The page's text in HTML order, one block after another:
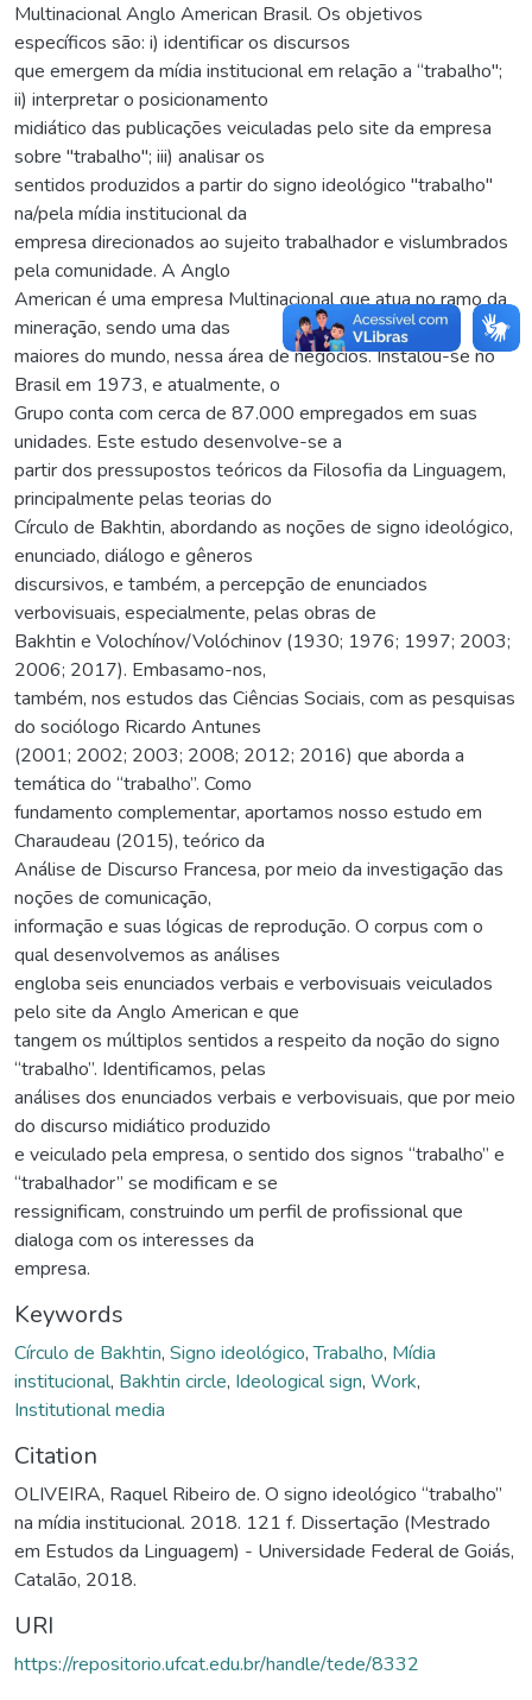
Multinacional Anglo American Brasil. Os objetivos
específicos são: i) identificar os discursos
que emergem da mídia institucional em relação a “trabalho";
ii) interpretar o posicionamento
midiático das publicações veiculadas pelo site da empresa
sobre "trabalho"; iii) analisar os
sentidos produzidos a partir do signo ideológico "trabalho"
na/pela mídia institucional da
empresa direcionados ao sujeito trabalhador e vislumbrados
pela comunidade. A Anglo
American é uma empresa Multinacional que atua no ramo da
mineração, sendo uma das
maiores do mundo, nessa área de negócios. Instalou-se no
Brasil em 1973, e atualmente, o
Grupo conta com cerca de 87.000 empregados em suas
unidades. Este estudo desenvolve-se a
partir dos pressupostos teóricos da Filosofia da Linguagem,
principalmente pelas teorias do
Círculo de Bakhtin, abordando as noções de signo ideológico,
enunciado, diálogo e gêneros
discursivos, e também, a percepção de enunciados
verbovisuais, especialmente, pelas obras de
Bakhtin e Volochínov/Volóchinov (1930; 1976; 1997; 2003;
2006; 2017). Embasamo-nos,
também, nos estudos das Ciências Sociais, com as pesquisas
do sociólogo Ricardo Antunes
(2001; 2002; 2003; 2008; 2012; 2016) que aborda a
temática do “trabalho”. Como
fundamento complementar, aportamos nosso estudo em
Charaudeau (2015), teórico da
Análise de Discurso Francesa, por meio da investigação das
noções de comunicação,
informação e suas lógicas de reprodução. O corpus com o
qual desenvolvemos as análises
engloba seis enunciados verbais e verbovisuais veiculados
pelo site da Anglo American e que
tangem os múltiplos sentidos a respeito da noção do signo
“trabalho”. Identificamos, pelas
análises dos enunciados verbais e verbovisuais, que por meio
do discurso midiático produzido
e veiculado pela empresa, o sentido dos signos “trabalho” e
“trabalhador” se modificam e se
ressignificam, construindo um perfil de profissional que
dialoga com os interesses da
empresa.
Keywords
Círculo de Bakhtin, Signo ideológico,Trabalho, Mídia
institucional, Bakhtin circle, Ideological sign, Work,
Institutional media
Citation
OLIVEIRA, Raquel Ribeiro de. O signo ideológico “trabalho”
na mídia institucional. 2018. 121 f. Dissertação (Mestrado
em Estudos da Linguagem) - Universidade Federal de Goiás,
Catalão, 2018.
URI
https://repositorio.ufcat.edu.br/handle/tede/8332